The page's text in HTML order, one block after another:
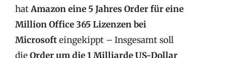
hatAmazon eine 5 Jahres Order für eine
Million Office 365 Lizenzen bei
Microsofteingekippt – Insgesamt soll
dieOrder um die 1 Milliarde US-Dollar